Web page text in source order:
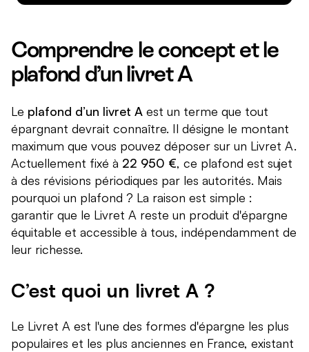
Comprendre le concept et le
plafond d’un livret A
Le plafond d’un livret A est un terme que tout
épargnant devrait connaître. Il désigne le montant
maximum que vous pouvez déposer sur un Livret A.
Actuellement fixé à 22 950 €, ce plafond est sujet
à des révisions périodiques par les autorités. Mais
pourquoi un plafond ? La raison est simple :
garantir que le Livret A reste un produit d'épargne
équitable et accessible à tous, indépendamment de
leur richesse.
C’est quoi un livret A ?
Le Livret A est l'une des formes d'épargne les plus
populaires et les plus anciennes en France, existant